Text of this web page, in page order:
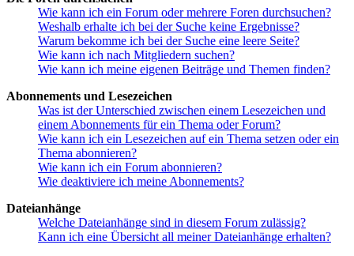
Wie kann ich ein Forum oder mehrere Foren durchsuchen?
Weshalb erhalte ich bei der Suche keine Ergebnisse?
Warum bekomme ich bei der Suche eine leere Seite?
Wie kann ich nach Mitgliedern suchen?
Wie kann ich meine eigenen Beiträge und Themen finden?
Abonnements und Lesezeichen
Was ist der Unterschied zwischen einem Lesezeichen und
einem Abonnements für ein Thema oder Forum?
Wie kann ich ein Lesezeichen auf ein Thema setzen oder ein
Thema abonnieren?
Wie kann ich ein Forum abonnieren?
Wie deaktiviere ich meine Abonnements?
Dateianhänge
Welche Dateianhänge sind in diesem Forum zulässig?
Kann ich eine Übersicht all meiner Dateianhänge erhalten?